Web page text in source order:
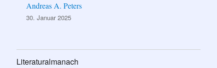
Andreas A. Peters
30. Januar 2025
Literaturalmanach